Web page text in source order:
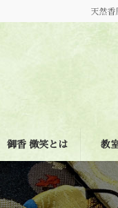
天然香
御香 微笑とは 教